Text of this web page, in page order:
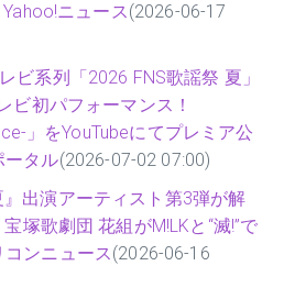
Yahoo!ニュース(2026-06-17
ビ系列「2026 FNS歌謡祭 夏」
ビ初パフォーマンス！
」をYouTubeにてプレミア公
ータル(2026-07-02 07:00)
』出演アーティスト第3弾が解
塚歌劇団 花組がM!LKと“滅!”で
ンニュース(2026-06-16